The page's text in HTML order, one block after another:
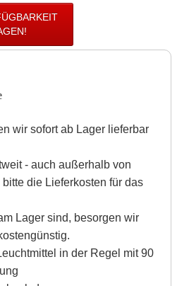
wir sofort ab Lager lieferbar
- auch außerhalb von
die Lieferkosten für das
Lager sind, besorgen wir
in der Regel mit 90